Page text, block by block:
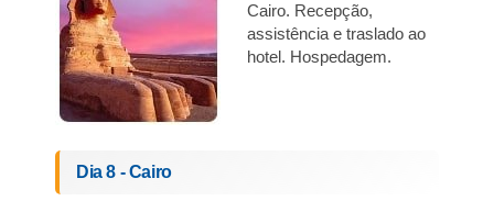
Cairo. Recepção,
assistência e traslado ao
hotel. Hospedagem.
Dia 8 - Cairo